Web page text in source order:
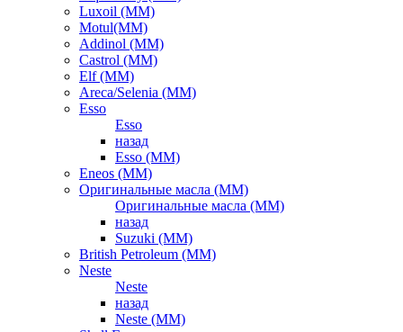
Luxoil (ММ)
Motul(ММ)
Addinol (ММ)
Castrol (ММ)
Elf (ММ)
Areca/Selenia (ММ)
Esso
Esso
назад
Esso (ММ)
Eneos (ММ)
Оригинальные масла (ММ)
Оригинальные масла (ММ)
назад
Suzuki (ММ)
British Petroleum (ММ)
Neste
Neste
назад
Neste (ММ)